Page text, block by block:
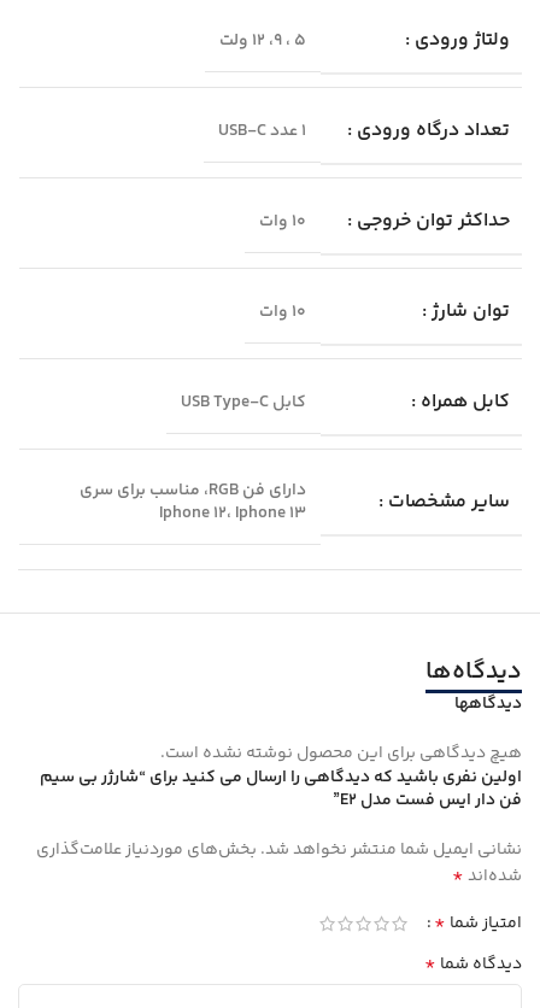
ولتاژ ورودی : 5 ، 9، 12 ولت
تعداد درگاه ورودی : 1 عدد USB-C
حداکثر توان خروجی : 10 وات
توان شارژ : 10 وات
کابل همراه : کابل USB Type-C
سایر مشخصات :
دارای فن RGB، مناسب برای سری
Iphone 12، Iphone 13
دیدگاه‌ها
دیدگاهها
هیچ دیدگاهی برای این محصول نوشته نشده است.
اولین نفری باشید که دیدگاهی را ارسال می کنید برای “شارژر بی سیم
فن دار ایس فست مدل E2”
نشانی ایمیل شما منتشر نخواهد شد. بخش‌های موردنیاز علامت‌گذاری
شده‌اند*
امتیاز شما *
دیدگاه شما *